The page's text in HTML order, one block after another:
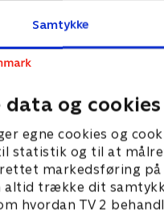
Samtykke
data og cookies
egne cookies og
til statistik og til at
markedsføring på
altid trække dit
hvordan TV 2
at nå
at nå i skole ved
Skolebus-Blaze.